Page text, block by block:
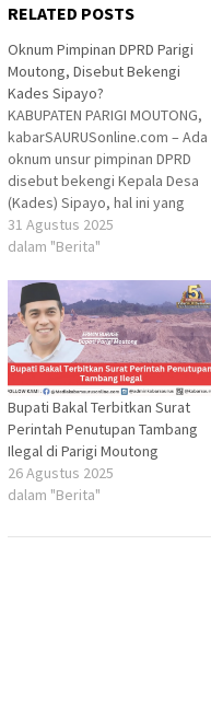
RELATED POSTS
Oknum Pimpinan DPRD Parigi
Moutong, Disebut Bekengi
Kades Sipayo?
KABUPATEN PARIGI MOUTONG,
kabarSAURUSonline.com – Ada
oknum unsur pimpinan DPRD
disebut bekengi Kepala Desa
(Kades) Sipayo, hal ini yang
disinyalir kuat membuat surat
teguran Bupati Parigi Moutong,
ringan. Berkaitan dengan kesan
janggal terhadap surat teguran
Bupati Parigi Moutong, Erwin
yang terkesan hanya bersifat
teguran biasa kepada…
31 Agustus 2025
dalam "Berita"
Bupati Bakal Terbitkan Surat
Perintah Penutupan Tambang
Ilegal di Parigi Moutong
26 Agustus 2025
dalam "Berita"